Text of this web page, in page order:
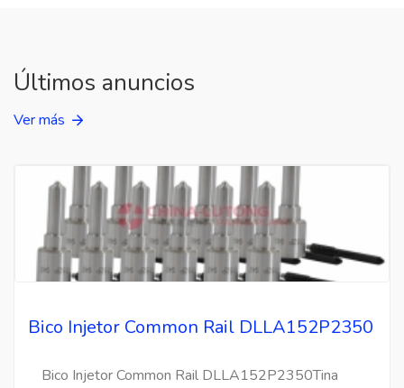
Últimos anuncios
Ver más
Bico Injetor Common Rail DLLA152P2350
Bico Injetor Common Rail DLLA152P2350Tina